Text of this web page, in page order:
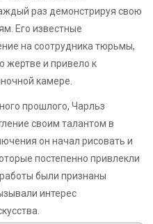
раз демонстрируя свою
Его известные
на соотрудника тюрьмы,
жертве и привело к
камере.
прошлого, Чарльз
своим талантом в
он начал рисовать и
постепенно привлекли
были признаны
интерес